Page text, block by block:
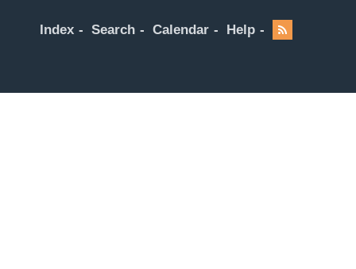
Index Search Calendar Help